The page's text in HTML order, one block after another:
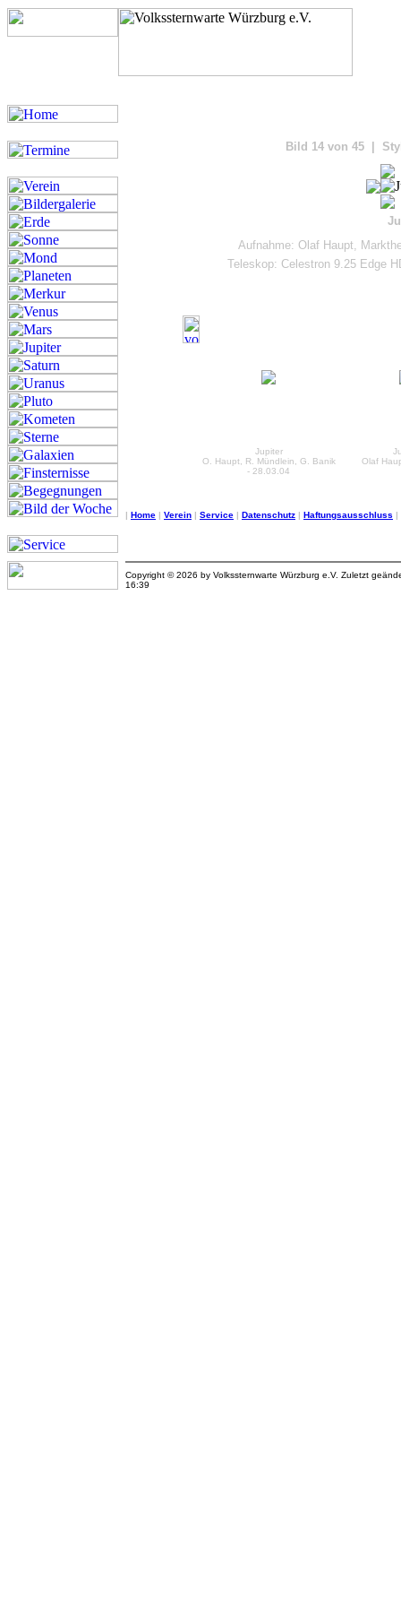
Bild 14 von 45 |
Aufnahme: Olaf Haupt,
Teleskop: Celestron 9.25 Edge
Jupiter
O. Haupt, R. Mündlein, G. Banik
- 28.03.04
Olaf
| Home | Verein | Service | Datenschutz | Haftungsausschluss |
Copyright © 2026 by Volkssternwarte Würzburg e.V. Zuletzt
16:39